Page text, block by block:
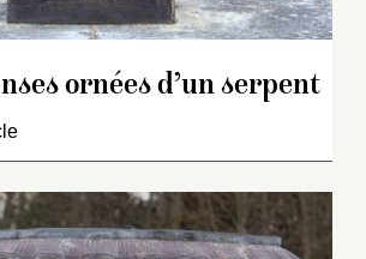
ornées d’un serpent